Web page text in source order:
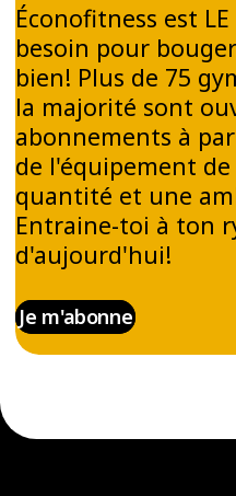
Éconofitness est
besoin pour
bien! Plus de 75
la majorité sont
abonnements à
de l'équipement
quantité et une
Entraine-toi à ton
d'aujourd'hui!
Je m'abonne